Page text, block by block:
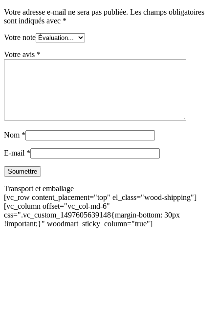
Votre adresse e-mail ne sera pas publiée. Les champs obligatoires
sont indiqués avec *
Votre note
Votre avis *
Nom *
E-mail *
Transport et emballage
[vc_row content_placement="top" el_class="wood-shipping"]
[vc_column offset="vc_col-md-6"
css=".vc_custom_1497605639148{margin-bottom: 30px
!important;}" woodmart_sticky_column="true"]